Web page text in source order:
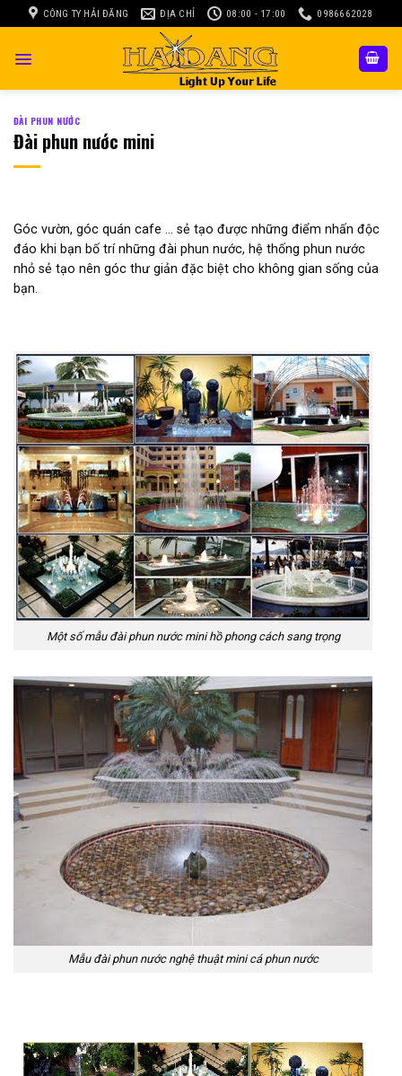
to
CÔNG TY HẢI ĐĂNG ĐỊA CHỈ 08:00 - 17:00 0986662028
ĐÀI PHUN NƯỚC
Đài phun nước mini
Góc vườn, góc quán cafe … sẻ tạo được những điểm nhấn độc
đáo khi bạn bố trí những đài phun nước, hệ thống phun nước
nhỏ sẻ tạo nên góc thư giản đặc biệt cho không gian sống của
bạn.
Một số mẫu đài phun nước mini hồ phong cách sang trọng
Mẫu đài phun nước nghệ thuật mini cá phun nước